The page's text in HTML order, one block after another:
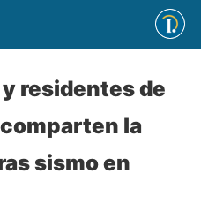
residentes de
la
sismo en